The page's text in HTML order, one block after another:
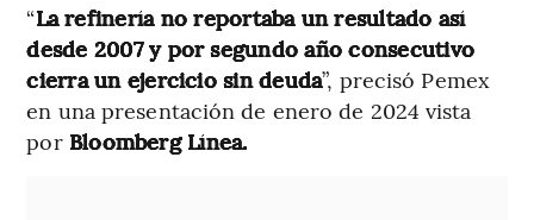
“La refinería no reportaba un resultado así
desde 2007 y por segundo año consecutivo
cierra un ejercicio sin deuda”, precisó Pemex
en una presentación de enero de 2024 vista
por Bloomberg Línea.